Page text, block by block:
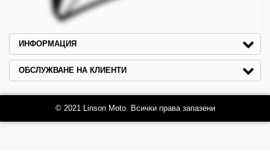
ИНФОРМАЦИЯ
ОБСЛУЖВАНЕ НА КЛИЕНТИ
© 2021 Linson Moto. Всички права запазени